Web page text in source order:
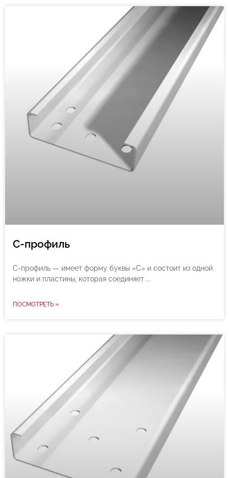
C-профиль
C-профиль — имеет форму буквы «С» и состоит из одной
ножки и пластины, которая соединяет
ПОСМОТРЕТЬ »